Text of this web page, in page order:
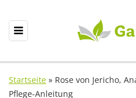
Startseite » Rose von Jericho,
Pflege-Anleitung